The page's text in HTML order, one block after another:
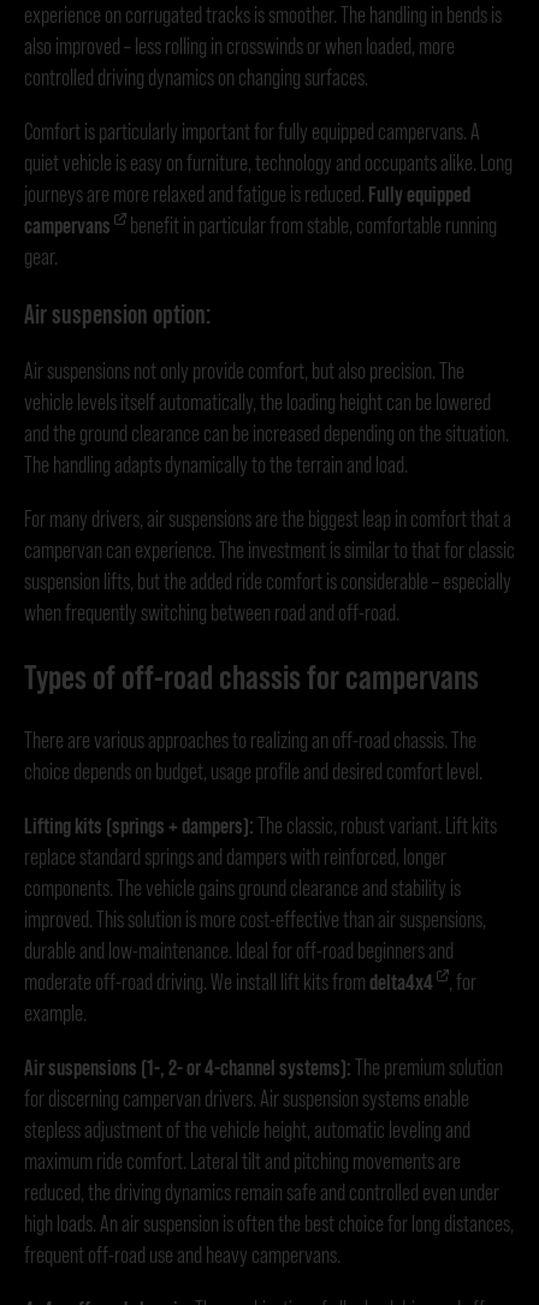
experience on corrugated tracks is smoother. The handling in bends is
also improved – less rolling in crosswinds or when loaded, more
controlled driving dynamics on changing surfaces.
Comfort is particularly important for fully equipped campervans. A
quiet vehicle is easy on furniture, technology and occupants alike. Long
journeys are more relaxed and fatigue is reduced. Fully equipped
campervans
benefit in particular from stable, comfortable running
gear.
Air suspension option:
Air suspensions not only provide comfort, but also precision. The
vehicle levels itself automatically, the loading height can be lowered
and the ground clearance can be increased depending on the situation.
The handling adapts dynamically to the terrain and load.
For many drivers, air suspensions are the biggest leap in comfort that a
campervan can experience. The investment is similar to that for classic
suspension lifts, but the added ride comfort is considerable – especially
when frequently switching between road and off-road.
Types of off-road chassis for campervans
There are various approaches to realizing an off-road chassis. The
choice depends on budget, usage profile and desired comfort level.
Lifting kits (springs + dampers):The classic, robust variant. Lift kits
replace standard springs and dampers with reinforced, longer
components. The vehicle gains ground clearance and stability is
improved. This solution is more cost-effective than air suspensions,
durable and low-maintenance. Ideal for off-road beginners and
moderate off-road driving. We install lift kits from delta4x4
, for
example.
Air suspensions (1-, 2- or 4-channel systems):The premium solution
for discerning campervan drivers. Air suspension systems enable
stepless adjustment of the vehicle height, automatic leveling and
maximum ride comfort. Lateral tilt and pitching movements are
reduced, the driving dynamics remain safe and controlled even under
high loads. An air suspension is often the best choice for long distances,
frequent off-road use and heavy campervans.